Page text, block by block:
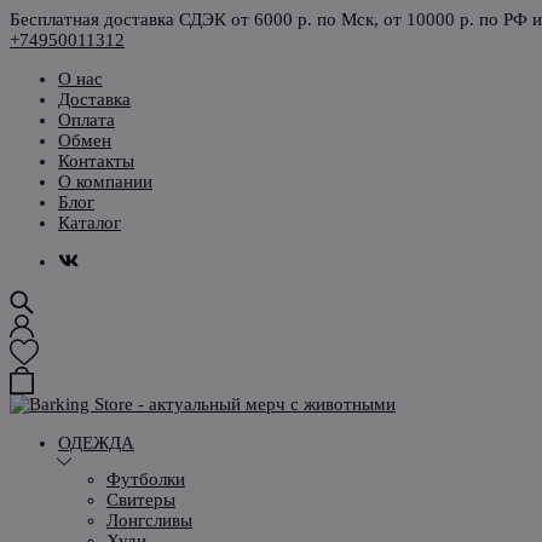
Бесплатная доставка СДЭК от 6000 р. по Мск, от 10000 р. по РФ
+74950011312
О нас
Доставка
Оплата
Обмен
Контакты
О компании
Блог
Каталог
ОДЕЖДА
Футболки
Свитеры
Лонгсливы